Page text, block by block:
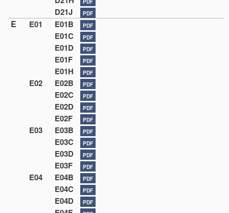
PDF
D21J PDF
E E01 E01B PDF
E01C PDF
E01D PDF
E01F PDF
E01H PDF
E02 E02B PDF
E02C PDF
E02D PDF
E02F PDF
E03 E03B PDF
E03C PDF
E03D PDF
E03F PDF
E04 E04B PDF
E04C PDF
E04D PDF